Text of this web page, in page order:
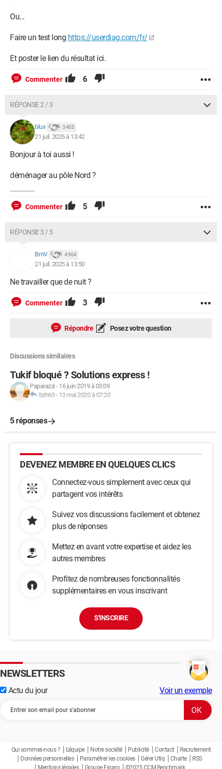
Ou...
Faire un test long https://userdiag.com/fr/
Et poster le lien du résultat ici.
Commenter 6
RÉPONSE 2 / 3
blux 3 455
21 juil. 2025 à 13:42
Bonjour à toi aussi !
déménager au pôle Nord ?
Commenter 5
RÉPONSE 3 / 3
BmV 4 964
21 juil. 2025 à 13:50
Ne travailler que de nuit ?
Commenter 3
Répondre Posez votre question
Discussions similaires
Tukif bloqué ? Solutions express !
Paparazzi - 16 juin 2019 à 03:09
bzh60- 13 mai 2020 à 07:20
5 réponses
DEVENEZ MEMBRE EN QUELQUES CLICS
Connectez-vous simplement avec ceux qui
partagent vos intérêts
Suivez vos discussions facilement et obtenez
plus de réponses
Mettez en avant votre expertise et aidez les
autres membres
Profitez de nombreuses fonctionnalités
supplémentaires en vous inscrivant
S'INSCRIRE
NEWSLETTERS
Actu du jour Voir un exemple
Qui sommes-nous ? L'équipe Notre société Publicité Contact
Recrutement
Données personnelles
Paramétrer les cookies Gérer Utiq Charte
RSS
Mentions légales
Groupe Figaro ©2025 CCM Benchmark